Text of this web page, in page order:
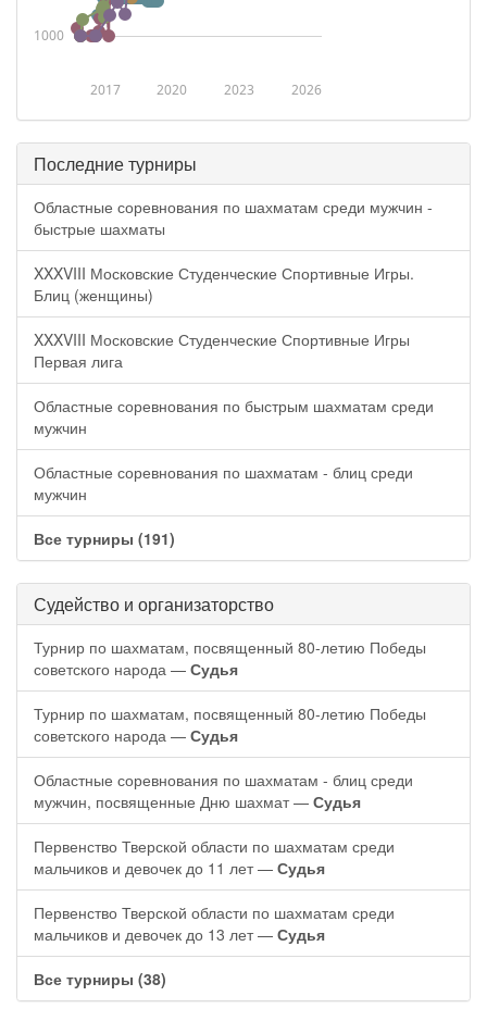
2017 2020 2023 2026
1000
Последние турниры
Областные соревнования по шахматам среди мужчин -
быстрые шахматы
XXXVIII Московские Студенческие Спортивные Игры.
Блиц (женщины)
XXXVIII Московские Студенческие Спортивные Игры
Первая лига
Областные соревнования по быстрым шахматам среди
мужчин
Областные соревнования по шахматам - блиц среди
мужчин
Все турниры (191)
Судейство и организаторство
Турнир по шахматам, посвященный 80-летию Победы
советского народа — Судья
Турнир по шахматам, посвященный 80-летию Победы
советского народа — Судья
Областные соревнования по шахматам - блиц среди
мужчин, посвященные Дню шахмат — Судья
Первенство Тверской области по шахматам среди
мальчиков и девочек до 11 лет — Судья
Первенство Тверской области по шахматам среди
мальчиков и девочек до 13 лет — Судья
Все турниры (38)